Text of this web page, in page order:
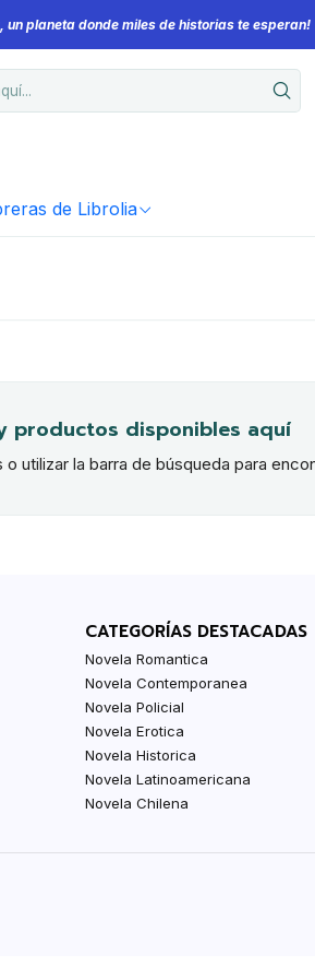
de Librolia
un planeta donde miles de historias te esperan!
productos disponibles aquí
utilizar la barra de búsqueda para
CATEGORÍAS DESTACADAS
Novela Romantica
Novela Contemporanea
Novela Policial
Novela Erotica
Novela Historica
Novela Latinoamericana
Novela Chilena